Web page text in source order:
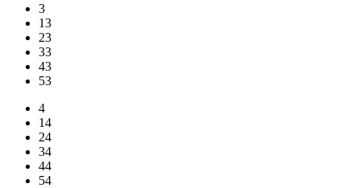
3
13
23
33
43
53
4
14
24
34
44
54